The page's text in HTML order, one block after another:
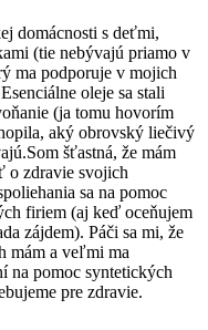
domácnosti s deťmi,
(tie nebývajú priamo v
ma podporuje v mojich
oleje sa stali
(ja tomu hovorím
aký obrovský liečivý
šťastná, že mám
o zdravie svojich
sa na pomoc
firiem (aj keď oceňujem
zájdem). Páči sa mi, že
mám a veľmi ma
na pomoc syntetických
pre zdravie.